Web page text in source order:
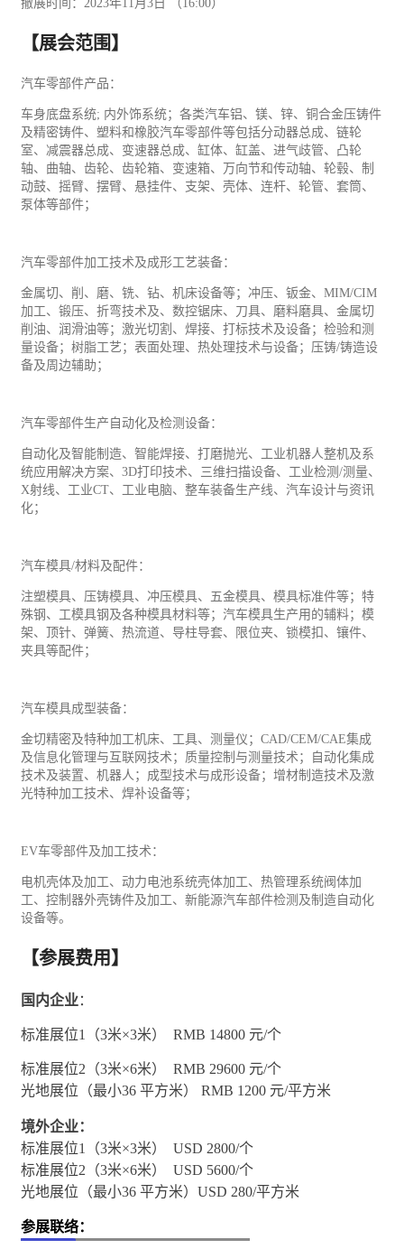
撤展时间： 2023年11月3日 （16:00）
【展会范围】
汽车零部件产品：
车身底盘系统; 内外饰系统；各类汽车铝、镁、锌、铜合金压铸件
及精密铸件、塑料和橡胶汽车零部件等包括分动器总成、链轮
室、减震器总成、变速器总成、缸体、缸盖、进气歧管、凸轮
轴、曲轴、齿轮、齿轮箱、变速箱、万向节和传动轴、轮毂、制
动鼓、摇臂、摆臂、悬挂件、支架、壳体、连杆、轮管、套筒、
泵体等部件；
汽车零部件加工技术及成形工艺装备：
金属切、削、磨、铣、钻、机床设备等；冲压、钣金、 MIM/CIM
加工、锻压、折弯技术及、数控锯床、刀具、磨料磨具、金属切
削油、润滑油等；激光切割、焊接、打标技术及设备；检验和测
量设备；树脂工艺；表面处理、热处理技术与设备；压铸/铸造设
备及周边辅助；
汽车零部件生产自动化及检测设备：
自动化及智能制造、智能焊接、打磨抛光、 工业机器人整机及系
统应用解决方案、 3D打印技术、三维扫描设备、工业检测/测量、
X射线、工业CT、工业电脑、整车装备生产线、汽车设计与资讯
化；
汽车模具/材料及配件：
注塑模具、压铸模具、冲压模具、五金模具、模具标准件等；特
殊钢、工模具钢及各种模具材料等；汽车模具生产用的辅料；模
架、顶针、弹簧、热流道、导柱导套、限位夹、锁模扣、镶件、
夹具等配件；
汽车模具成型装备：
金切精密及特种加工机床、工具、测量仪； CAD/CEM/CAE集成
及信息化管理与互联网技术；质量控制与测量技术；自动化集成
技术及装置、机器人；成型技术与成形设备；增材制造技术及激
光特种加工技术、焊补设备等；
EV车零部件及加工技术：
电机壳体及加工、动力电池系统壳体加工、热管理系统阀体加
工、控制器外壳铸件及加工、新能源汽车部件检测及制造自动化
设备等。
【参展费用】
国内企业：
标准展位1（3米×3米） RMB 14800 元/个
标准展位2（3米×6米） RMB 29600 元/个
光地展位（最小36 平方米） RMB 1200 元/平方米
境外企业：
标准展位1（3米×3米） USD 2800/个
标准展位2（3米×6米） USD 5600/个
光地展位（最小36 平方米）USD 280/平方米
参展联络：